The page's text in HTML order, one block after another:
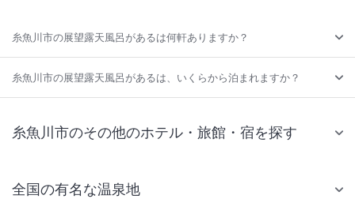
糸魚川市の展望露天風呂があるは何軒ありますか？
糸魚川市の展望露天風呂があるは、いくらから泊まれますか？
糸魚川市のその他のホテル・旅館・宿を探す
全国の有名な温泉地